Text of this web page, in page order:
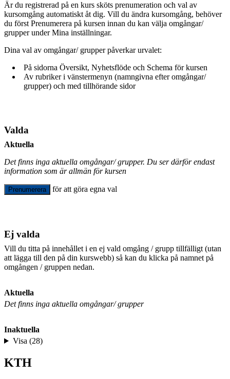
Är du registrerad på en kurs sköts prenumeration och val av
kursomgång automatiskt åt dig. Vill du ändra kursomgång, behöver
du först Prenumerera på kursen innan du kan välja omgångar/
grupper under Mina inställningar.
Dina val av omgångar/ grupper påverkar urvalet:
På sidorna Översikt, Nyhetsflöde och Schema för kursen
Av rubriker i vänstermenyn (namngivna efter omgångar/
grupper) och med tillhörande sidor
Valda
Aktuella
Det finns inga aktuella omgångar/ grupper. Du ser därför endast
information som är allmän för kursen
Prenumerera för att göra egna val
Ej valda
Vill du titta på innehållet i en ej vald omgång / grupp tillfälligt (utan
att lägga till den på din kurswebb) så kan du klicka på namnet på
omgången / gruppen nedan.
Aktuella
Det finns inga aktuella omgångar/ grupper
Inaktuella
Visa (28)
KTH